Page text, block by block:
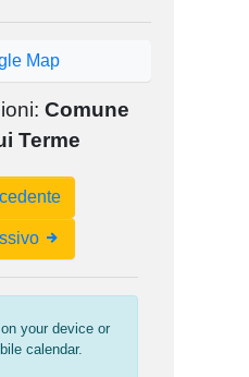
Map
Comune
Terme
your device or
calendar.